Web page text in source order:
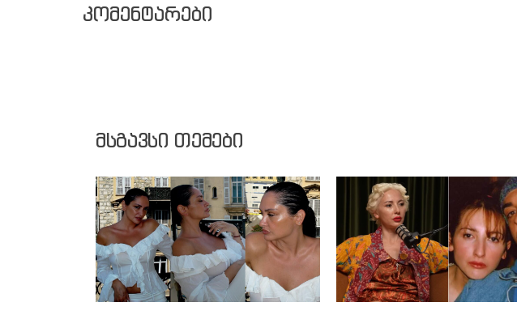
კომენტარები
მსგავსი თემები